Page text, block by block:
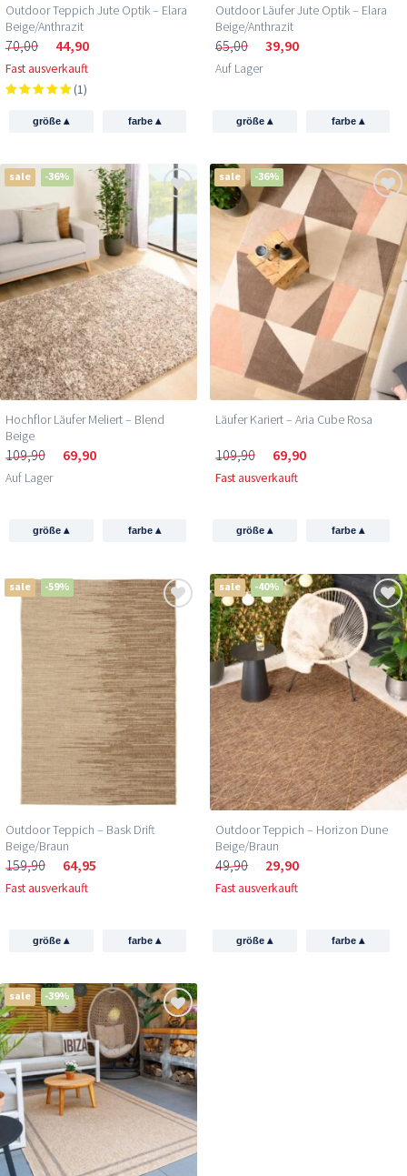
Outdoor Teppich Jute Optik – Elara
Beige/Anthrazit
70,00 44,90
Fast ausverkauft
(1)
größe▴ farbe ▴
Outdoor Läufer Jute Optik – Elara
Beige/Anthrazit
65,00 39,90
Auf Lager
größe▴ farbe ▴
sale -36%
Hochflor Läufer Meliert – Blend
Beige
109,90 69,90
Auf Lager
größe▴ farbe ▴
sale -36%
Läufer Kariert – Aria Cube Rosa
109,90 69,90
Fast ausverkauft
größe▴ farbe ▴
sale -59%
Outdoor Teppich – Bask Drift
Beige/Braun
159,90 64,95
Fast ausverkauft
größe▴ farbe ▴
sale -40%
Outdoor Teppich – Horizon Dune
Beige/Braun
49,90 29,90
Fast ausverkauft
größe▴ farbe ▴
sale -39%